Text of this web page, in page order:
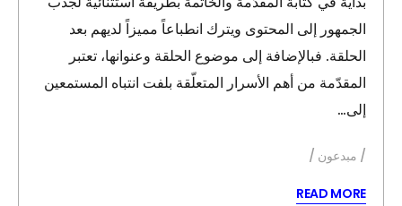
الجمهور إلى المحتوى ويترك انطباعاً مميزاً لديهم بعد
الحلقة. فبالإضافة إلى موضوع الحلقة وعنوانها، تعتبر
المقدّمة من أهم الأسرار المتعلّقة بلفت انتباه المستمعين
إلى…
مبدعون
READ MORE